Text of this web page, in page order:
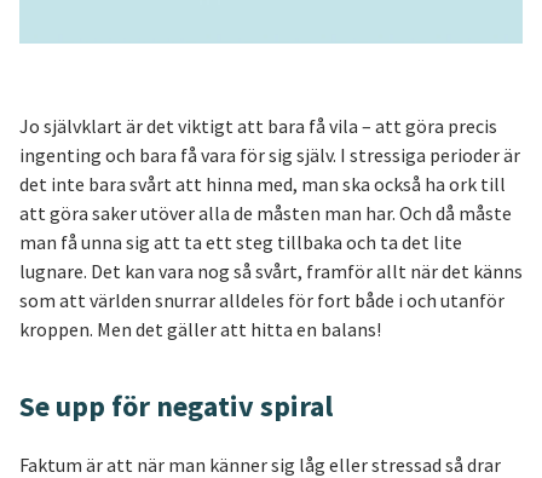
Jo självklart är det viktigt att bara få vila – att göra precis
ingenting och bara få vara för sig själv. I stressiga perioder är
det inte bara svårt att hinna med, man ska också ha ork till
att göra saker utöver alla de måsten man har. Och då måste
man få unna sig att ta ett steg tillbaka och ta det lite
lugnare. Det kan vara nog så svårt, framför allt när det känns
som att världen snurrar alldeles för fort både i och utanför
kroppen. Men det gäller att hitta en balans!
Se upp för negativ spiral
Faktum är att när man känner sig låg eller stressad så drar